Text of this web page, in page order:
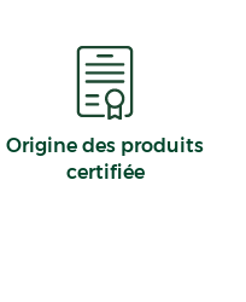
Origine des produits
certifiée